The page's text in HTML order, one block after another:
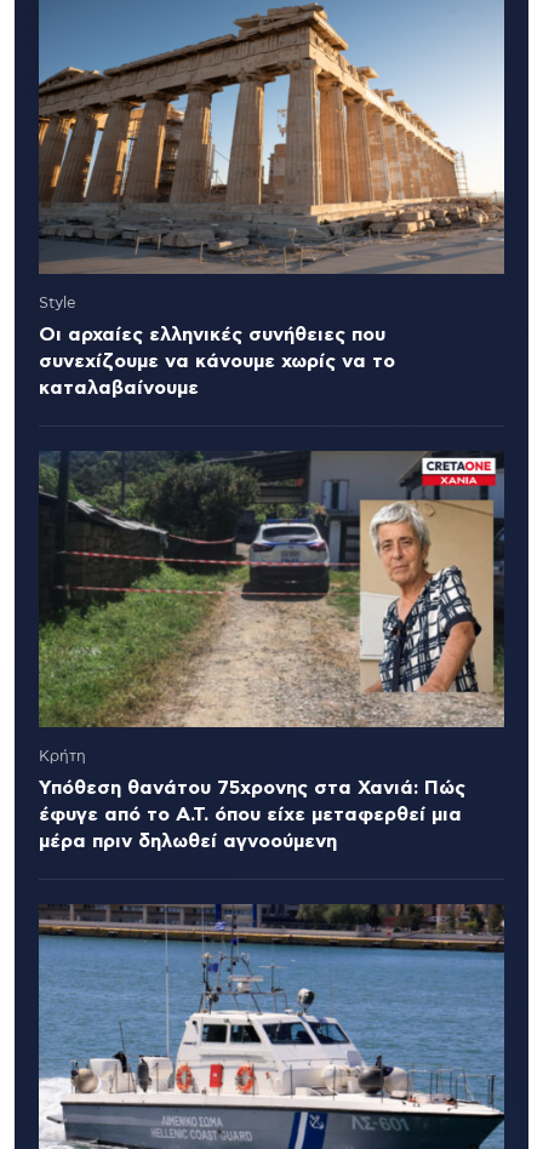
Style
Οι αρχαίες ελληνικές συνήθειες που
συνεχίζουμε να κάνουμε χωρίς να το
καταλαβαίνουμε
Κρήτη
Υπόθεση θανάτου 75χρονης στα Χανιά: Πώς
έφυγε από το Α.Τ. όπου είχε μεταφερθεί μια
μέρα πριν δηλωθεί αγνοούμενη